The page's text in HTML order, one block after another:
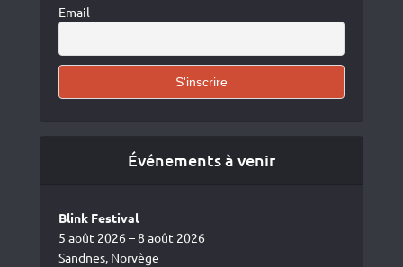
Email
Événements à venir
Blink Festival
5 août 2026 – 8 août 2026
Sandnes, Norvège